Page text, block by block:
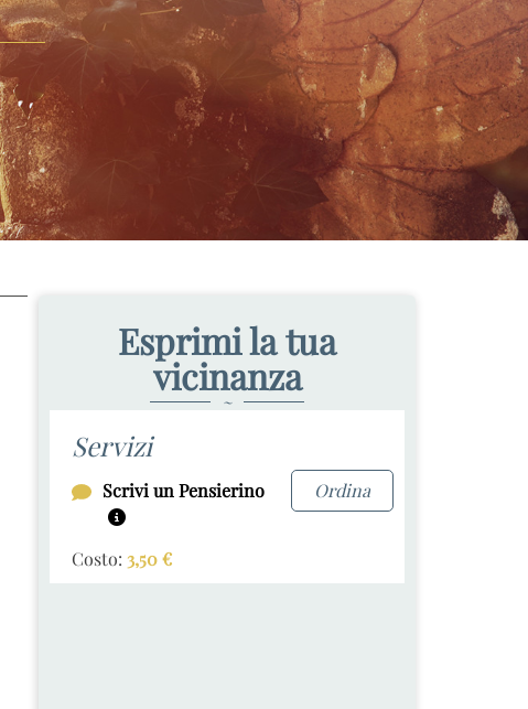
Esprimi la tua
vicinanza
~
Servizi
Scrivi un Pensierino Ordina
Costo: 3,50€